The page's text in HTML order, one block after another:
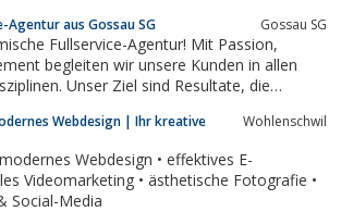
Agentur aus Gossau SG Gossau SG
Fullservice-Agentur! Mit Passion,
begleiten wir unsere Kunden in allen
Unser Ziel sind Resultate, die
Webdesign | Ihr kreative
Wohlenschwil
Webdesign • effektives E-
Videomarketing • ästhetische Fotografie •
Social-Media